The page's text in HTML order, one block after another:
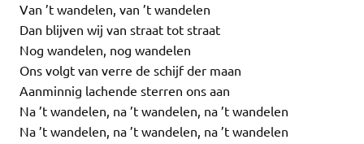
Van ’t wandelen, van ’t wandelen
Dan blijven wij van straat tot straat
Nog wandelen, nog wandelen
Ons volgt van verre de schijf der maan
Aanminnig lachende sterren ons aan
Na ’t wandelen, na ’t wandelen, na ’t wandelen
Na ’t wandelen, na ’t wandelen, na ’t wandelen